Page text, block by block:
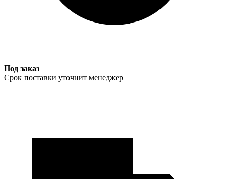
Под заказ
Срок поставки уточнит менеджер